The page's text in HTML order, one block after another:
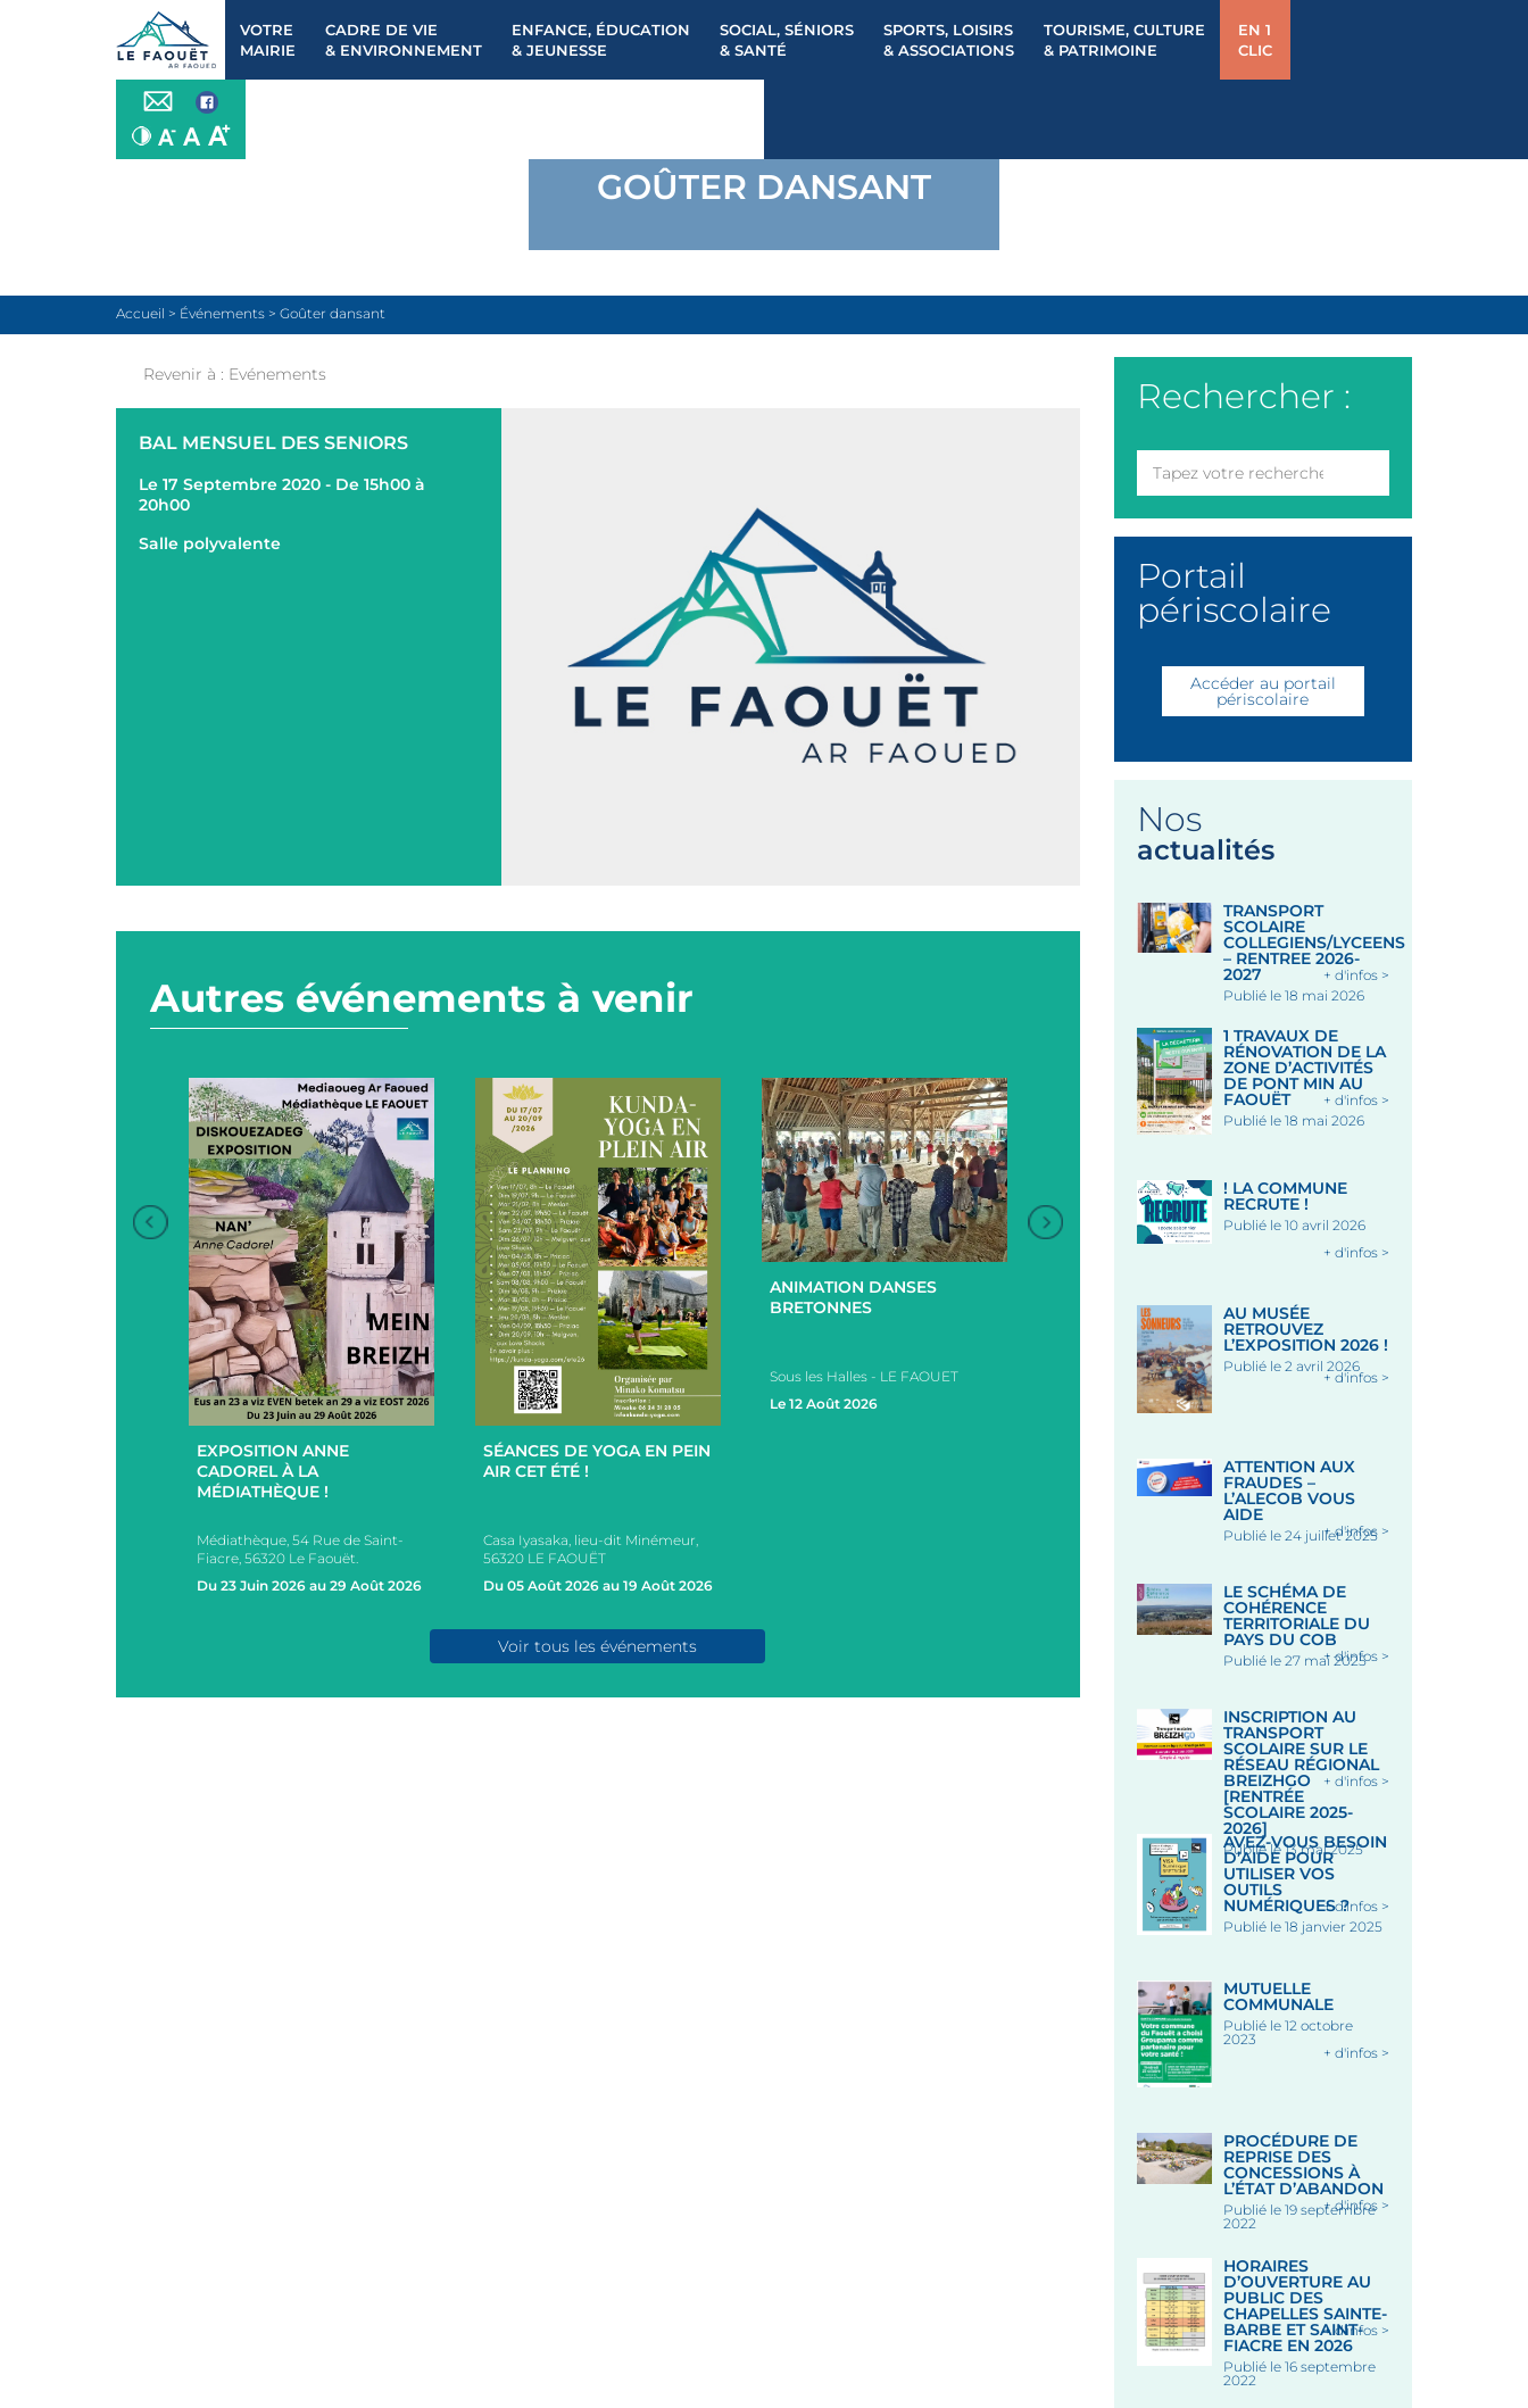
VOTRE
MAIRIE
CADRE DE VIE
& ENVIRONNEMENT
ENFANCE, ÉDUCATION
& JEUNESSE
SOCIAL, SÉNIORS
& SANTÉ
SPORTS, LOISIRS
& ASSOCIATIONS
TOURISME, CULTURE
& PATRIMOINE
EN 1
CLIC
GOÛTER DANSANT
Accueil > Événements > Goûter dansant
Revenir à : Evénements
BAL MENSUEL DES SENIORS
Le 17 Septembre 2020 - De 15h00 à
20h00
Salle polyvalente
Autres événements à venir
+
EXPOSITION ANNE
CADOREL À LA
MÉDIATHÈQUE !
Médiathèque, 54 Rue de Saint-
Fiacre, 56320 Le Faouët.
Du 23 Juin 2026 au 29 Août 2026
SÉANCES DE YOGA EN PEIN
AIR CET ÉTÉ !
Casa Iyasaka, lieu-dit Minémeur,
56320 LE FAOUËT
Du 05 Août 2026 au 19 Août 2026
+
ANIMATION DANSES
BRETONNES
Sous les Halles - LE FAOUET
Le 12 Août 2026
DES HALLES
Place des Halles, 56320 LE
Le 12 Août 2026
Sous les Halles - LE
Voir tous les événements
Rechercher :
Portail
périscolaire
Accéder au portail
périscolaire
Nos
actualités
TRANSPORT
SCOLAIRE
COLLEGIENS/LYCEENS
– RENTREE 2026-
2027
Publié le 18 mai 2026
+ d'infos >
1 TRAVAUX DE
RÉNOVATION DE LA
ZONE D’ACTIVITÉS
DE PONT MIN AU
FAOUËT
Publié le 18 mai 2026
+ d'infos >
! LA COMMUNE
RECRUTE !
Publié le 10 avril 2026
+ d'infos >
AU MUSÉE
RETROUVEZ
L’EXPOSITION 2026 !
Publié le 2 avril 2026
+ d'infos >
ATTENTION AUX
FRAUDES –
L’ALECOB VOUS
AIDE
Publié le 24 juillet 2025
+ d'infos >
LE SCHÉMA DE
COHÉRENCE
TERRITORIALE DU
PAYS DU COB
Publié le 27 mai 2025
+ d'infos >
INSCRIPTION AU
TRANSPORT
SCOLAIRE SUR LE
RÉSEAU RÉGIONAL
BREIZHGO
[RENTRÉE
SCOLAIRE 2025-
2026]
Publié le 13 mai 2025
+ d'infos >
AVEZ-VOUS BESOIN
D’AIDE POUR
UTILISER VOS
OUTILS
NUMÉRIQUES ?
Publié le 18 janvier 2025
+ d'infos >
MUTUELLE
COMMUNALE
Publié le 12 octobre
2023
+ d'infos >
PROCÉDURE DE
REPRISE DES
CONCESSIONS À
L’ÉTAT D’ABANDON
Publié le 19 septembre
2022
+ d'infos >
HORAIRES
D’OUVERTURE AU
PUBLIC DES
CHAPELLES SAINTE-
BARBE ET SAINT-
FIACRE EN 2026
Publié le 16 septembre
2022
+ d'infos >